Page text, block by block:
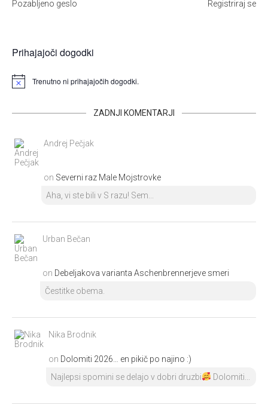
Registriraj se
Pozabljeno geslo
Prihajajoči dogodki
Trenutno ni prihajajočih dogodki.
ZADNJI KOMENTARJI
Andrej Pečjak
on Severni raz Male Mojstrovke
Aha, vi ste bili v S razu! Sem...
Urban Bečan
on Debeljakova varianta Aschenbrennerjeve smeri
Čestitke obema.
Nika Brodnik
on Dolomiti 2026… en pikič po najino :)
Najlepsi spomini se delajo v dobri druzbi
Dolomiti...